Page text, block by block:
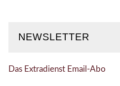
NEWSLETTER
Das Extradienst Email-Abo